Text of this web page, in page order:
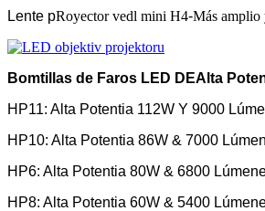
Lente pRoyector vedl mini H4-Más amplio
Bomtillas de Faros LED DEAlta
HP11: Alta Potentia 112W Y 9000
HP10: Alta Potentia 86W & 7000
HP6: Alta Potentia 80W & 6800
HP8: Alta Potentia 60W & 5400